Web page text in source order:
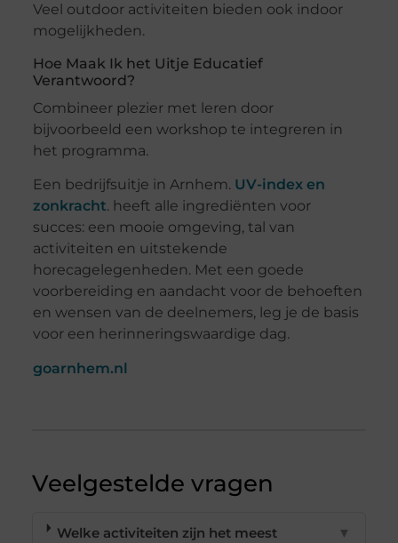
Veel outdoor activiteiten bieden ook indoor
mogelijkheden.
Hoe Maak Ik het Uitje Educatief
Verantwoord?
Combineer plezier met leren door
bijvoorbeeld een workshop te integreren in
het programma.
Een bedrijfsuitje in Arnhem. UV-index en
zonkracht. heeft alle ingrediënten voor
succes: een mooie omgeving, tal van
activiteiten en uitstekende
horecagelegenheden. Met een goede
voorbereiding en aandacht voor de behoeften
en wensen van de deelnemers, leg je de basis
voor een herinneringswaardige dag.
goarnhem.nl
Veelgestelde vragen
Welke activiteiten zijn het meest
▼